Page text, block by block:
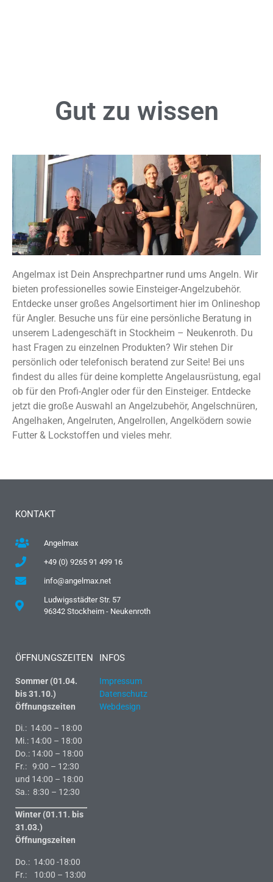
Gut zu wissen
Angelmax ist Dein Ansprechpartner rund ums Angeln. Wir
bieten professionelles sowie Einsteiger-Angelzubehör.
Entdecke unser großes Angelsortiment hier im Onlineshop
für Angler. Besuche uns für eine persönliche Beratung in
unserem Ladengeschäft in Stockheim – Neukenroth. Du
hast Fragen zu einzelnen Produkten? Wir stehen Dir
persönlich oder telefonisch beratend zur Seite! Bei uns
findest du alles für deine komplette Angelausrüstung, egal
ob für den Profi-Angler oder für den Einsteiger. Entdecke
jetzt die große Auswahl an Angelzubehör, Angelschnüren,
Angelhaken, Angelruten, Angelrollen, Angelködern sowie
Futter & Lockstoffen und vieles mehr.
KONTAKT
Angelmax
+49 (0) 9265 91 499 16
info@angelmax.net
Ludwigsstädter Str. 57
96342 Stockheim - Neukenroth
ÖFFNUNGSZEITEN
Sommer (01.04.
bis 31.10.)
Öffnungszeiten
Di.: 14:00 – 18:00
Mi.: 14:00 – 18:00
Do.: 14:00 – 18:00
Fr.: 9:00 – 12:30
und 14:00 – 18:00
Sa.: 8:30 – 12:30
Winter (01.11. bis
31.03.)
Öffnungszeiten
Do.: 14:00 -18:00
Fr.: 10:00 – 13:00
INFOS
Impressum
Datenschutz
Webdesign